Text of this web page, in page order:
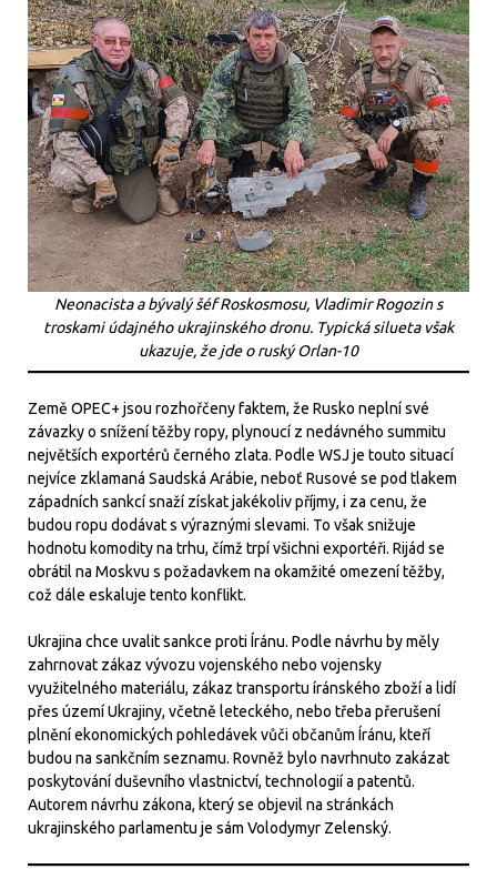
Neonacista a bývalý šéf Roskosmosu, Vladimir Rogozin s
troskami údajného ukrajinského dronu. Typická silueta však
ukazuje, že jde o ruský Orlan-10
Země OPEC+ jsou rozhořčeny faktem, že Rusko neplní své
závazky o snížení těžby ropy, plynoucí z nedávného summitu
největších exportérů černého zlata. Podle WSJ je touto situací
nejvíce zklamaná Saudská Arábie, neboť Rusové se pod tlakem
západních sankcí snaží získat jakékoliv příjmy, i za cenu, že
budou ropu dodávat s výraznými slevami. To však snižuje
hodnotu komodity na trhu, čímž trpí všichni exportéři. Rijád se
obrátil na Moskvu s požadavkem na okamžité omezení těžby,
což dále eskaluje tento konflikt.
Ukrajina chce uvalit sankce proti Íránu. Podle návrhu by měly
zahrnovat zákaz vývozu vojenského nebo vojensky
využitelného materiálu, zákaz transportu íránského zboží a lidí
přes území Ukrajiny, včetně leteckého, nebo třeba přerušení
plnění ekonomických pohledávek vůči občanům Íránu, kteří
budou na sankčním seznamu. Rovněž bylo navrhnuto zakázat
poskytování duševního vlastnictví, technologií a patentů.
Autorem návrhu zákona, který se objevil na stránkách
ukrajinského parlamentu je sám Volodymyr Zelenský.